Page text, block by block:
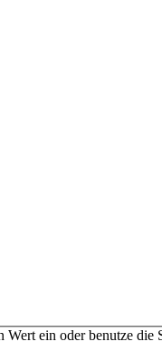
ein oder benutze